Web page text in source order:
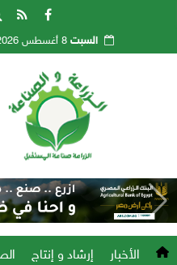
السبت8 أغسطس 2026
الأخبار إرشاد و إنتاج